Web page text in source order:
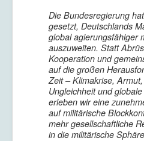
Die Bundesregierung
gesetzt, Deutschlands
global agierungsfähiger
auszuweiten. Statt
Kooperation und
auf die großen
Zeit – Klimakrise,
Ungleichheit und
erleben wir eine
auf militärische
mehr gesellschaftliche
in die militärische